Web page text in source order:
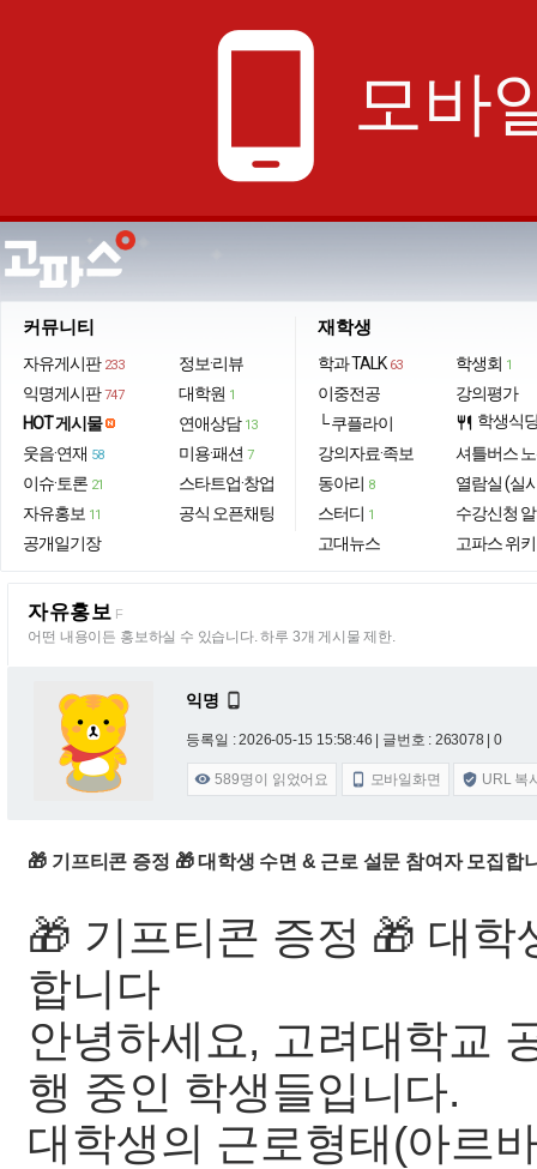
phone_android 모바
커뮤니티
자유게시판 233
익명게시판 747
HOT 게시물
웃음·연재 58
이슈·토론 21
자유홍보 11
공개일기장
정보·리뷰
대학원 1
연애상담 13
미용·패션 7
스타트업·창업
공식 오픈채팅
재학생
학과 TALK 63
이중전공
└ 쿠플라이
강의자료·족보
동아리 8
스터디 1
고대뉴스
학생회 1
강의평가
restaurant 학생식
셔틀버스
열람실 (실
수강신청
고파스 위키
자유홍보 F
어떤 내용이든 홍보하실 수 있습니다. 하루 3개 게시물 제한.
익명 
등록일 : 2026-05-15 15:58:46 | 글번호 : 263078 | 0
 589명이 읽었어요  모바일화면  URL 복
🎁 기프티콘 증정 🎁 대학생 수면 & 근로 설문 참여자 모집합
🎁 기프티콘 증정 🎁 대
합니다
안녕하세요, 고려대학교
행 중인 학생들입니다.
대학생의 근로형태(아르